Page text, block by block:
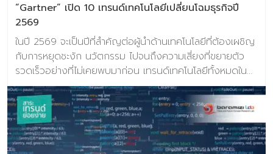
“Gartner” เปิด 10 เทรนด์เทคโนโลยีเปลี่ยนโฉมธุรกิจปี
2569
ในปี 2569 จะเป็นปีที่สำคัญต่อผู้นำด้านเทคโนโลยีที่ต้องเผชิญ
กับการหยุดชะงัก นวัตกรรม ไปจนถึงความเสี่ยงที่ขยายตัว
รวดเร็วอย่างที่ไม่เคยพบมาก่อน เทรนด์เทคโนโลยีทั้งหมดในปี
หน้าจะเชื่อมโยงกับโลกที่ขับเคลื่อนด้วย AI (AI-driven world)
และเชื่อมต่อกัน ตลอดเวลา ซึ่งองค์กรธุรกิจต้องขับเคลื่อน
นวัตกรรมอย่างมีความรับผิดชอบ ดำเนินงานด้วยความเป็น
เลิศ และสร้างความไว้วางใจทางดิจิทัลไปพร้อมกัน ผู้นำองค์กร
ต้องเผชิญกับ การหยุดชะงัก (Disruption) นวัตกรรม และ